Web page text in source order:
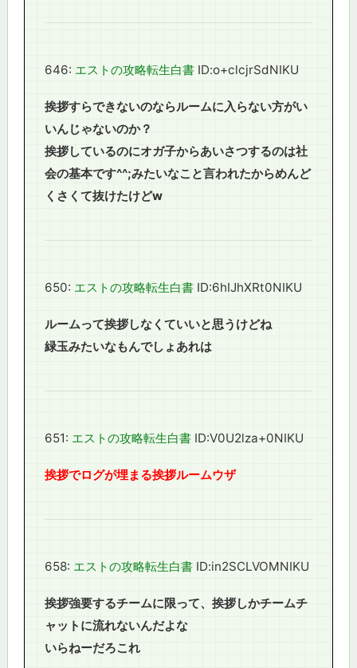
646: エストの攻略転生白書 ID:o+clcjrSdNIKU
挨拶すらできないのならルームに入らない方がい
いんじゃないのか？
挨拶しているのにオガ子からあいさつするのは社
会の基本です^^;みたいなこと言われたからめんど
くさくて抜けたけどw
650: エストの攻略転生白書 ID:6hIJhXRt0NIKU
ルームって挨拶しなくていいと思うけどね
緑玉みたいなもんでしょあれは
651: エストの攻略転生白書 ID:V0U2lza+0NIKU
挨拶でログが埋まる挨拶ルームウザ
658: エストの攻略転生白書 ID:in2SCLVOMNIKU
挨拶強要するチームに限って、挨拶しかチームチ
ャットに流れないんだよな
いらねーだろこれ